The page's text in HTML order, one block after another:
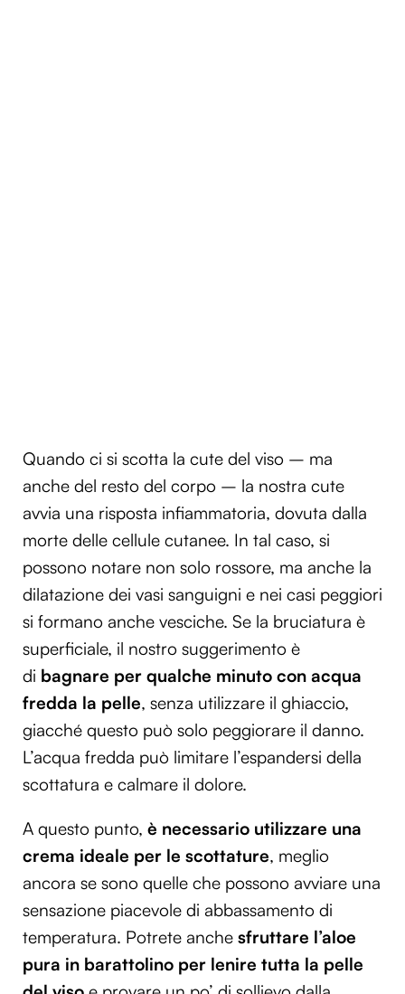
Quando ci si scotta la cute del viso – ma
anche del resto del corpo – la nostra cute
avvia una risposta infiammatoria, dovuta dalla
morte delle cellule cutanee. In tal caso, si
possono notare non solo rossore, ma anche la
dilatazione dei vasi sanguigni e nei casi peggiori
si formano anche vesciche. Se la bruciatura è
superficiale, il nostro suggerimento è
di bagnare per qualche minuto con acqua
fredda la pelle, senza utilizzare il ghiaccio,
giacché questo può solo peggiorare il danno.
L’acqua fredda può limitare l’espandersi della
scottatura e calmare il dolore.
A questo punto, è necessario utilizzare una
crema ideale per le scottature, meglio
ancora se sono quelle che possono avviare una
sensazione piacevole di abbassamento di
temperatura. Potrete anche sfruttare l’aloe
pura in barattolino per lenire tutta la pelle